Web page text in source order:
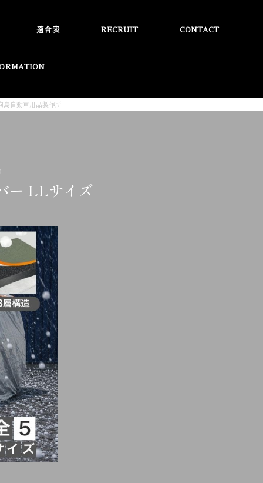
適合表 RECRUIT CONTACT
自動車用品製作所
ー LLサイズ